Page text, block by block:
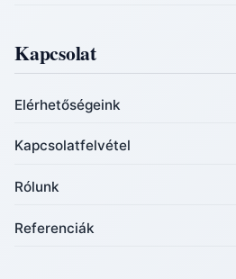
Kapcsolat
Elérhetőségeink
Kapcsolatfelvétel
Rólunk
Referenciák